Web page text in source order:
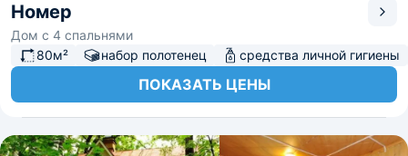
Номер
Дом с 4 спальнями
80м²
набор полотенец средства личной гигиены
ПОКАЗАТЬ ЦЕНЫ